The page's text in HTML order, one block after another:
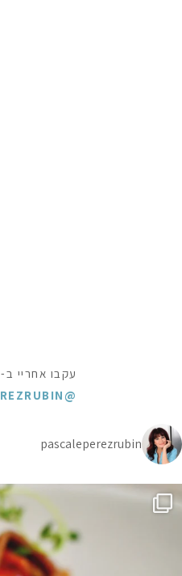
עקבו אחריי ב- INSTAGRAM
@PASCALEPEREZRUBIN
pascaleperezrubin